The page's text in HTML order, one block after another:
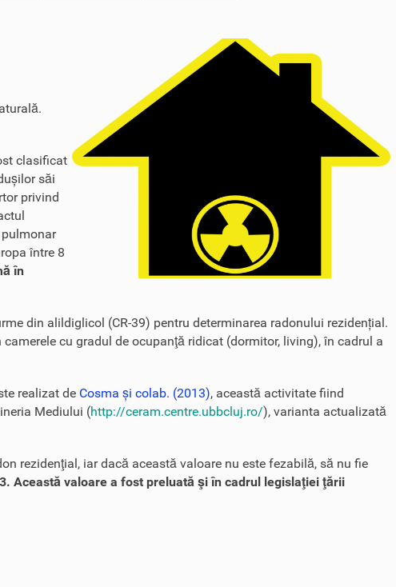
clasificat
săi
privind
între 8
în
din alildiglicol (CR-39) pentru determinarea radonului rezidențial.
cu gradul de ocupanţă ridicat (dormitor, living), în cadrul a
realizat de Cosma și colab. (2013), această activitate fiind
Mediului (http://ceram.centre.ubbcluj.ro/), varianta actualizată
rezidenţial, iar dacă această valoare nu este fezabilă, să nu fie
Această valoare a fost preluată şi în cadrul legislaţiei ţării